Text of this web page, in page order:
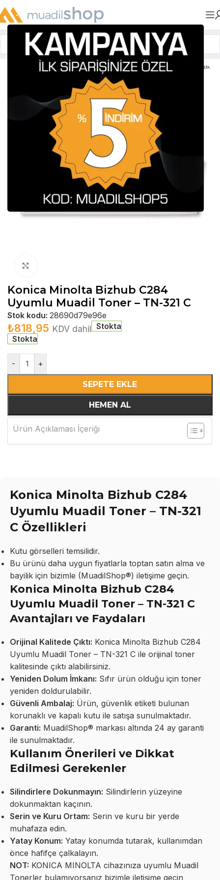
Anasayfa»Muadil Tonerler
Konica Minolta Bizhub C284
Uyumlu Muadil Toner – TN-321 C
Stok kodu: 28690d79e96e
₺818,95 KDV dahil Stokta
Stokta
- +
SEPETE EKLE
HEMEN AL
Ürün Açıklaması İçeriği
Konica Minolta Bizhub C284
Uyumlu Muadil Toner – TN-321
C Özellikleri
Kutu görselleri temsilidir.
Bu ürünü daha uygun fiyatlarla toptan satın alma ve
bayilik için bizimle (MuadilShop®) iletişime geçin.
Konica Minolta Bizhub C284
Uyumlu Muadil Toner – TN-321 C
Avantajları ve Faydaları
Orijinal Kalitede Çıktı: Konica Minolta Bizhub C284
Uyumlu Muadil Toner – TN-321 C ile orijinal toner
kalitesinde çıktı alabilirsiniz.
Yeniden Dolum İmkanı: Sıfır ürün olduğu için toner
yeniden doldurulabilir.
Güvenli Ambalaj: Ürün, güvenlik etiketi bulunan
korunaklı ve kapalı kutu ile satışa sunulmaktadır.
Garanti: MuadilShop® markası altında 24 ay garanti
ile sunulmaktadır.
Kullanım Önerileri ve Dikkat
Edilmesi Gerekenler
Silindirlere Dokunmayın: Silindirlerin yüzeyine
dokunmaktan kaçının.
Serin ve Kuru Ortam: Serin ve kuru bir yerde
muhafaza edin.
Yatay Konum: Yatay konumda tutarak, kullanımdan
önce hafifçe çalkalayın.
NOT: KONICA MINOLTA cihazınıza uyumlu Muadil
Tonerler bulamıyorsanız bizimle iletişime geçin